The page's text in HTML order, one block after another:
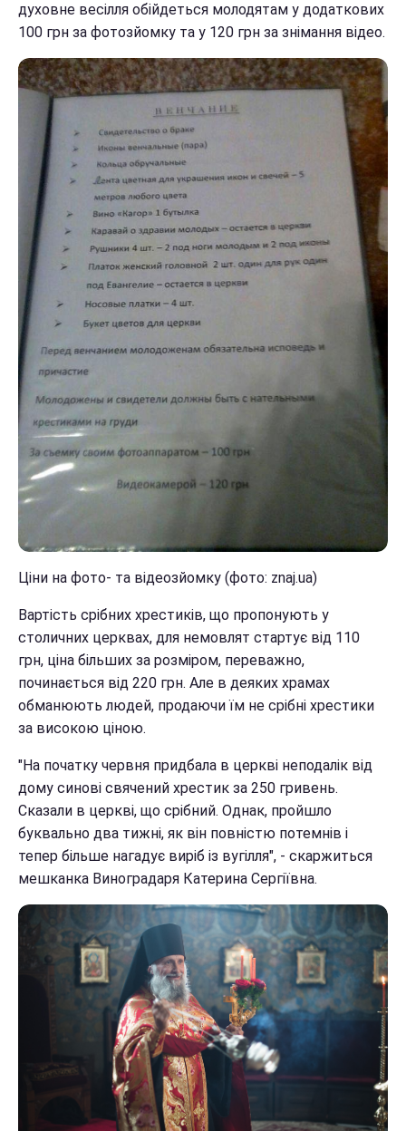
духовне весілля обійдеться молодятам у додаткових
100 грн за фотозйомку та у 120 грн за знімання відео.
Ціни на фото- та відеозйомку (фото: znaj.ua)
Вартість срібних хрестиків, що пропонують у
столичних церквах, для немовлят стартує від 110
грн, ціна більших за розміром, переважно,
починається від 220 грн. Але в деяких храмах
обманюють людей, продаючи їм не срібні хрестики
за високою ціною.
"На початку червня придбала в церкві неподалік від
дому синові свячений хрестик за 250 гривень.
Сказали в церкві, що срібний. Однак, пройшло
буквально два тижні, як він повністю потемнів і
тепер більше нагадує виріб із вугілля", - скаржиться
мешканка Виноградаря Катерина Сергіївна.